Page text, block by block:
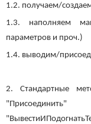
1.2. получаем/
1.3. наполняем
параметров и проч.)
1.4. выводим/
2. Стандартные